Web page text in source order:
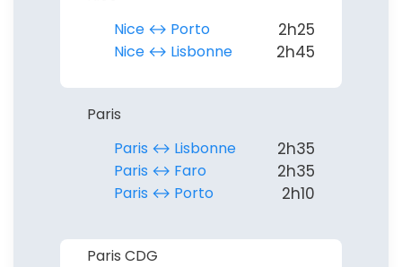
Nice ↔︎ Porto
2h25
Nice ↔︎ Lisbonne 2h45
Paris
Paris ↔︎ Lisbonne
2h35
Paris ↔︎ Faro 2h35
Paris ↔︎ Porto 2h10
Paris CDG